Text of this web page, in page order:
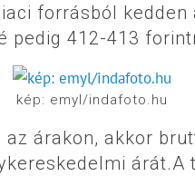
forrásból kedden
pedig 412-413
kép: emyl/indafoto.hu
árakon, akkor